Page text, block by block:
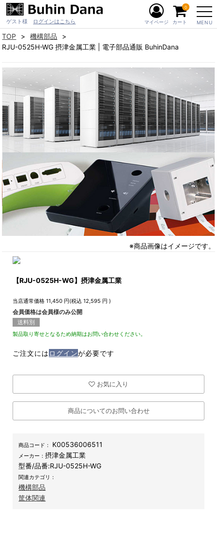
ゲスト様 ログインはこちら MENU
マイページ カート
0
TOP
機構部品
RJU-0525H-WG 摂津金属工業 | 電子部品通販 BuhinDana
※商品画像はイメージです。
【RJU-0525H-WG】摂津金属工業
当店通常価格 11,450 円(税込12,595 円 )
会員価格は会員様のみ公開
送料別
製品取り寄せとなるため納期はお問い合わせください。
ご注文には ログインが必要です
お気に入り
商品についてのお問い合わせ
商品コード： K00536006511
メーカー：摂津金属工業
型番/品番:RJU-0525H-WG
関連カテゴリ：
機構部品
筐体関連